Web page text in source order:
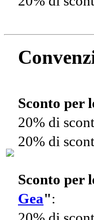
Sconto per
20% di
20% di
Sconto per
Gea":